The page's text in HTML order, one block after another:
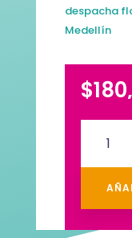
despacha
Medellín
$
Dulces
Rosas